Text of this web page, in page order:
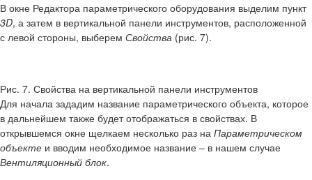
В окне Редактора параметрического оборудования выделим пункт
3D, а затем в вертикальной панели инструментов, расположенной
с левой стороны, выберем Свойства (рис. 7).
Рис. 7. Свойства на вертикальной панели инструментов
Для начала зададим название параметрического объекта, которое
в дальнейшем также будет отображаться в свойствах. В
открывшемся окне щелкаем несколько раз на Параметрическом
объекте и вводим необходимое название – в нашем случае
Вентиляционный блок.